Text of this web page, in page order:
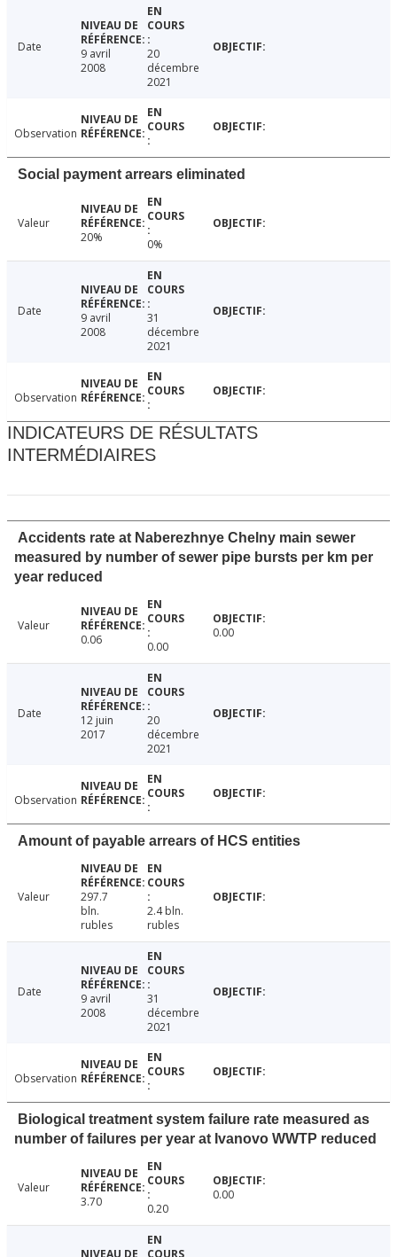
Date
9 avril
2008
20
décembre
2021
Observation
Social payment arrears eliminated
Valeur
20%
0%
Date
9 avril
2008
31
décembre
2021
Observation
INDICATEURS DE RÉSULTATS
INTERMÉDIAIRES
Accidents rate at Naberezhnye Chelny main sewer
measured by number of sewer pipe bursts per km per
year reduced
Valeur
0.06
0.00
0.00
Date
12 juin
2017
20
décembre
2021
Observation
Amount of payable arrears of HCS entities
Valeur
297.7
bln.
rubles
2.4 bln.
rubles
Date
9 avril
2008
31
décembre
2021
Observation
Biological treatment system failure rate measured as
number of failures per year at Ivanovo WWTP reduced
Valeur
3.70
0.20
0.00